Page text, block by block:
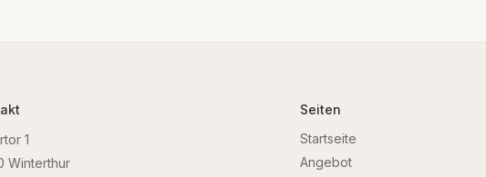
1
Winterthur
Seiten
Startseite
Angebot